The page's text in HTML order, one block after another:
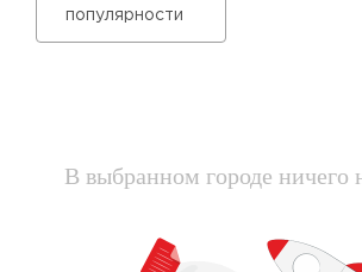
популярности
В выбранном городе ничего